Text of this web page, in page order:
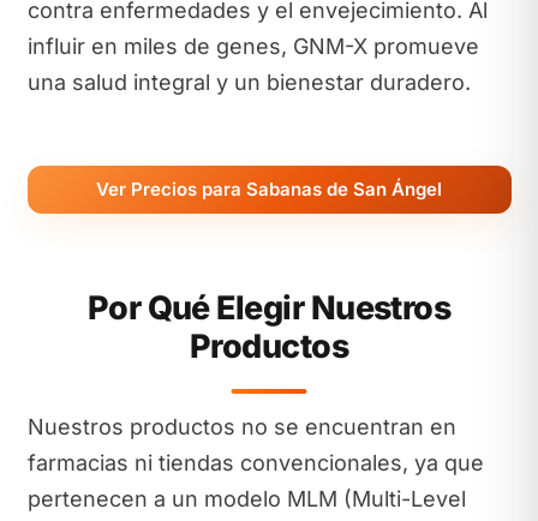
contra enfermedades y el envejecimiento. Al
influir en miles de genes, GNM-X promueve
una salud integral y un bienestar duradero.
Ver Precios para Sabanas de San Ángel
Por Qué Elegir Nuestros
Productos
Nuestros productos no se encuentran en
farmacias ni tiendas convencionales, ya que
pertenecen a un modelo MLM (Multi-Level